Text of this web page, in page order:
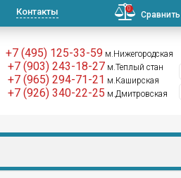
Контакты 0
Сравнить
+7 (495) 125-33-59 м.Нижегородская
+7 (903) 243-18-27 м.Теплый стан
+7 (965) 294-71-21 м.Каширская
+7 (926) 340-22-25 м.Дмитровская